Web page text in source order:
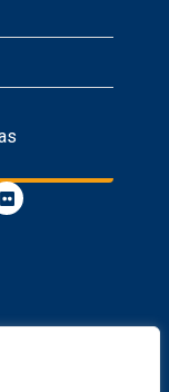
e adolescentes e
sexuais e ao